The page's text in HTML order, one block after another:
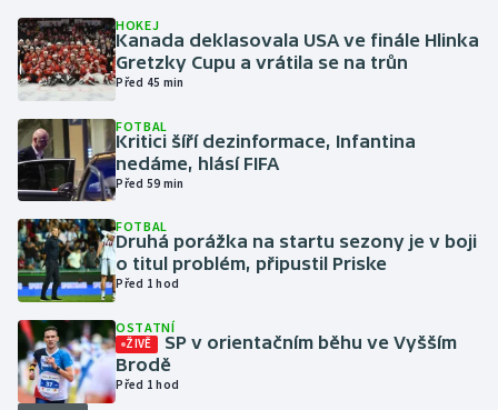
Házená
Jezdectví
Judo
Krasobruslení
Lezení
Lyže a snowboard
Moderní pětiboj
Motorsport
HOKEJ
Kanada deklasovala USA ve finále Hlinka
Gretzky Cupu a vrátila se na trůn
Před 45 min
FOTBAL
Kritici šíří dezinformace, Infantina
nedáme, hlásí FIFA
Před 59 min
FOTBAL
Druhá porážka na startu sezony je v boji
o titul problém, připustil Priske
Před 1 hod
OSTATNÍ
ŽIVĚ
SP v orientačním běhu ve Vyšším
Brodě
Před 1 hod